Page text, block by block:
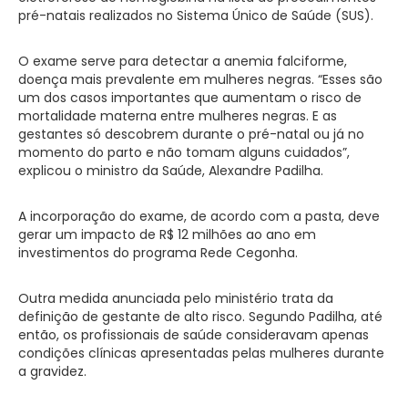
pré-natais realizados no Sistema Único de Saúde (SUS).
O exame serve para detectar a anemia falciforme,
doença mais prevalente em mulheres negras. “Esses são
um dos casos importantes que aumentam o risco de
mortalidade materna entre mulheres negras. E as
gestantes só descobrem durante o pré-natal ou já no
momento do parto e não tomam alguns cuidados”,
explicou o ministro da Saúde, Alexandre Padilha.
A incorporação do exame, de acordo com a pasta, deve
gerar um impacto de R$ 12 milhões ao ano em
investimentos do programa Rede Cegonha.
Outra medida anunciada pelo ministério trata da
definição de gestante de alto risco. Segundo Padilha, até
então, os profissionais de saúde consideravam apenas
condições clínicas apresentadas pelas mulheres durante
a gravidez.